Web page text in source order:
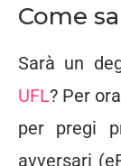
Come
Sarà un
UFL? Per
per pregi
avversari